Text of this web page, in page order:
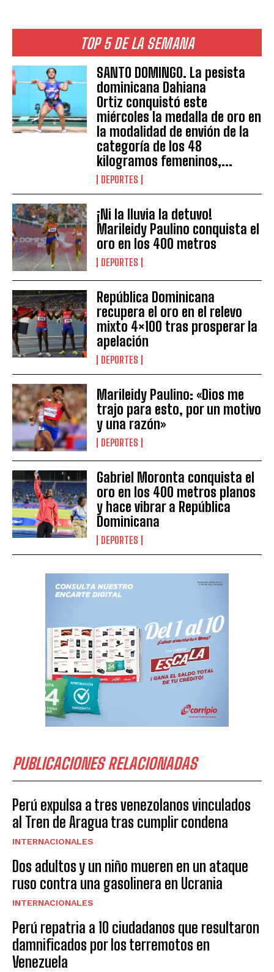
TOP 5 DE LA SEMANA
SANTO DOMINGO. La pesista
dominicana Dahiana
Ortiz conquistó este
miércoles la medalla de oro en
la modalidad de envión de la
categoría de los 48
kilogramos femeninos,...
DEPORTES
¡Ni la lluvia la detuvo!
Marileidy Paulino conquista el
oro en los 400 metros
DEPORTES
República Dominicana
recupera el oro en el relevo
mixto 4×100 tras prosperar la
apelación
DEPORTES
Marileidy Paulino: «Dios me
trajo para esto, por un motivo
y una razón»
DEPORTES
Gabriel Moronta conquista el
oro en los 400 metros planos
y hace vibrar a República
Dominicana
DEPORTES
PUBLICACIONES RELACIONADAS
Perú expulsa a tres venezolanos vinculados
al Tren de Aragua tras cumplir condena
INTERNACIONALES
Dos adultos y un niño mueren en un ataque
ruso contra una gasolinera en Ucrania
INTERNACIONALES
Perú repatria a 10 ciudadanos que resultaron
damnificados por los terremotos en
Venezuela